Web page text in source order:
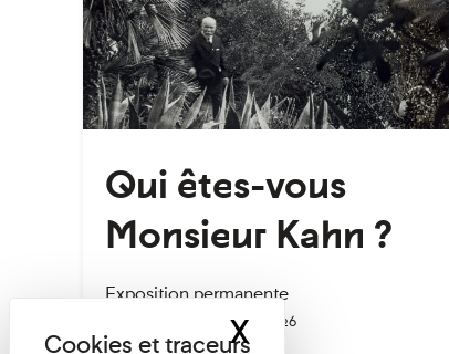
Qui êtes-vous
Monsieur Kahn ?
Exposition permanente
Du 15/08/2026 au 15/08/2026
XMasquer le